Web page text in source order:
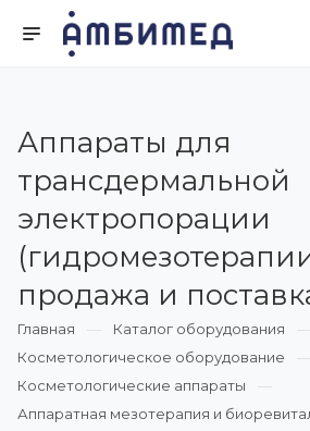
Аппараты для
трансдермальной
электропорации
продажа и
Главная
Каталог оборудования
Косметологическое оборудование
Косметологические аппараты
Аппаратная мезотерапия и